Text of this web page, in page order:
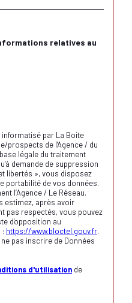
relatives au
par La Boite
prospects de l'Agence / du
légale du traitement
demande de suppression
libertés », vous disposez
portabilité de vos données.
l’Agence / Le Réseau.
estimez, après avoir
pas respectés, vous pouvez
d'opposition au
: https://www.bloctel.gouv.fr.
pas inscrire de Données
d'utilisation de